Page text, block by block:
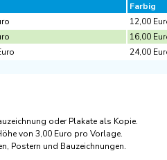
Farbig
12,00
16,00
24,00
oder Plakate als Kopie.
von 3,00 Euro pro Vorlage.
Postern und Bauzeichnungen.